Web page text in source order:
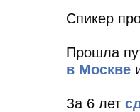
Спикер
Прошла
в Москве
За 6 лет